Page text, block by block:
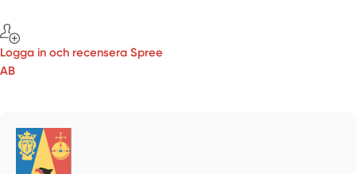
Logga in och recensera Spree
AB